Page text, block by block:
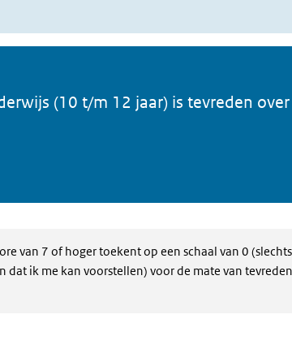
(10 t/m 12 jaar) is tevreden
van 7 of hoger toekent op een schaal van 0
dat ik me kan voorstellen) voor de mate van